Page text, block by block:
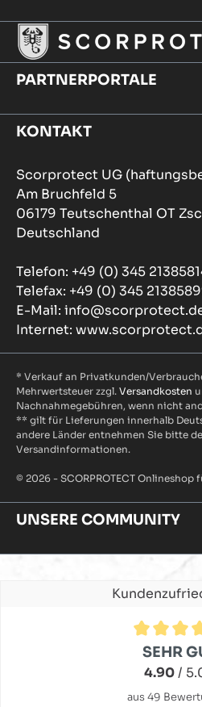
PARTNERPORTALE
KONTAKT
Scorprotect UG
Am Bruchfeld 5
06179 Teutschenthal OT
Deutschland
Telefon: +49 (0) 345
Telefax: +49 (0) 345
E-Mail:
Internet:
* Verkauf an Privatkunden/
Mehrwertsteuer zzgl. Versandkosten
Nachnahmegebühren, wenn nicht
** gilt für Lieferungen innerhalb
andere Länder entnehmen Sie bitte
Versandinformationen.
© 2026 - SCORPROTECT Onlineshop
UNSERE COMMUNITY
Durchschnittliche Bewertung
SEHR
4.90/
aus 49